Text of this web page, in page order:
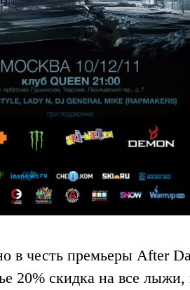
в честь премьеры After
20% скидка на все